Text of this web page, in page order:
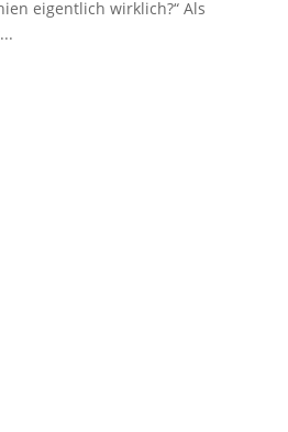
eigentlich wirklich?“ Als